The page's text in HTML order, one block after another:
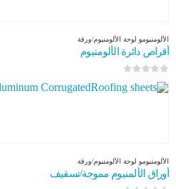
الألومنيومو لوحة الألومنيوم/ورقة
أقراص دائرة الألومنيوم
الألومنيومو لوحة الألومنيوم/ورقة
أوراق الألمنيوم مموجة/تسقيف